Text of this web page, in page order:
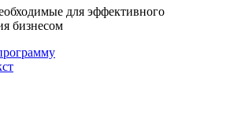
для эффективного
бизнесом